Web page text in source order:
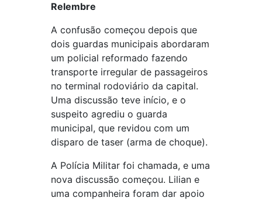
Relembre
A confusão começou depois que
dois guardas municipais abordaram
um policial reformado fazendo
transporte irregular de passageiros
no terminal rodoviário da capital.
Uma discussão teve início, e o
suspeito agrediu o guarda
municipal, que revidou com um
disparo de taser (arma de choque).
A Polícia Militar foi chamada, e uma
nova discussão começou. Lilian e
uma companheira foram dar apoio